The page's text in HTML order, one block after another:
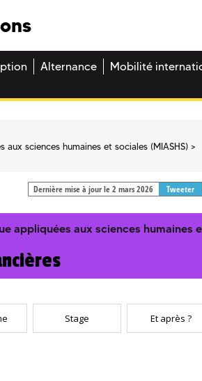
Alternance Mobilité
sciences humaines et sociales (MIASHS)
Dernière mise à jour le 2 mars 2026 Tweeter
appliquées aux sciences humaines
Stage Et après ?